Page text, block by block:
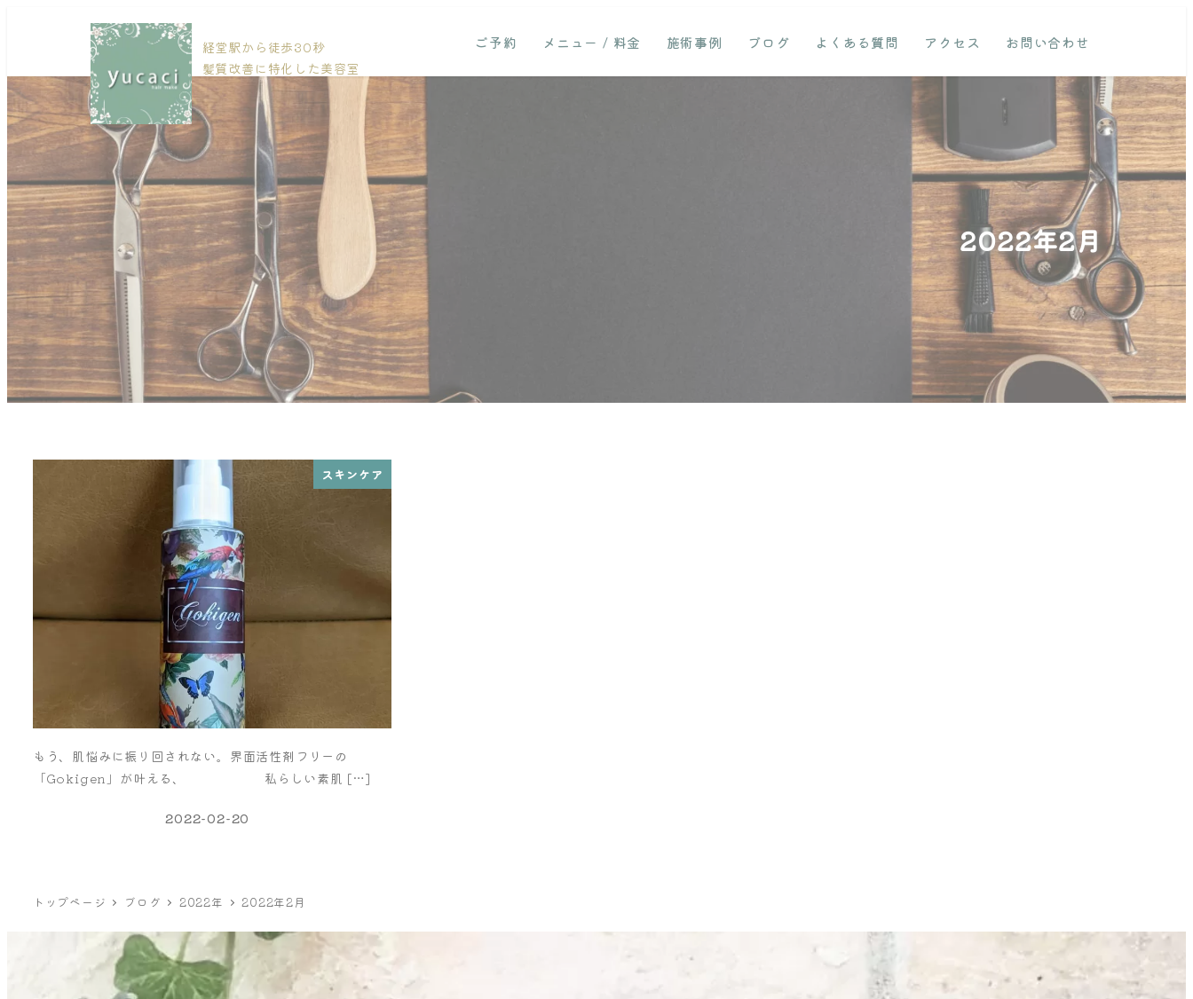
経堂駅から徒歩30秒
髪質改善に特化した美容室
ご予約 メニュー / 料金 施術事例 ブログ よくある質問 アクセス お問い合わせ
2022年2月
スキンケア
もう、肌悩みに振り回されない。界面活性剤フリーの
「Gokigen」が叶える、 私らしい素肌 […]
2022-02-20
トップページ ブログ 2022年 2022年2月